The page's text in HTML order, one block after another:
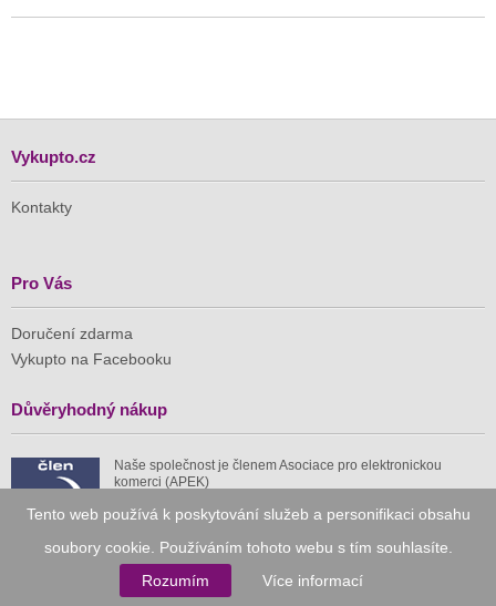
Tento web používá k poskytování služeb a personifikaci obsahu
soubory cookie. Používáním tohoto webu s tím souhlasíte.
Rozumím
Více informací
Vykupto.cz
Kontakty
Pro Vás
Doručení zdarma
Vykupto na Facebooku
Důvěryhodný nákup
Naše společnost je členem Asociace pro elektronickou
komerci (APEK)
Již od roku 2010